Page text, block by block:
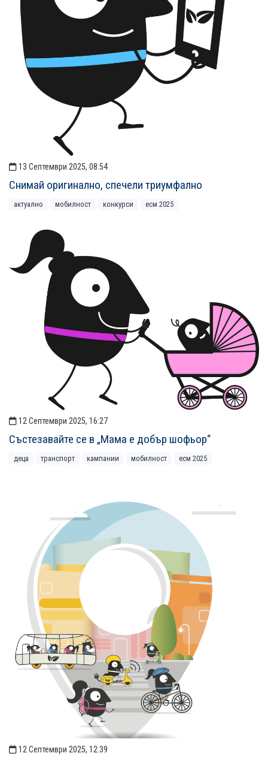
13 Септември 2025, 08:54
Снимай оригинално, спечели триумфално
актуално мобилност конкурси есм 2025
12 Септември 2025, 16:27
Състезавайте се в „Мама е добър шофьор“
деца транспорт кампании мобилност есм 2025
12 Септември 2025, 12:39